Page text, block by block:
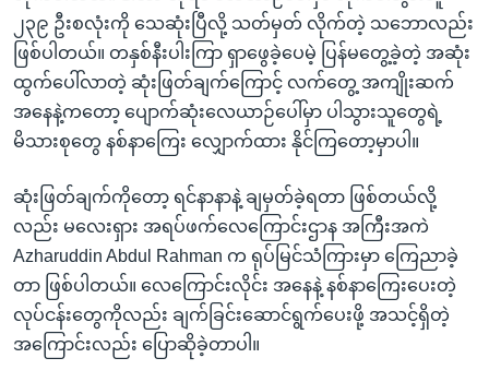
ကျော်
ရန်
၂၃၉ ဦးစလုံးကို သေဆုံးပြီလို့ သတ်မှတ် လိုက်တဲ့ သဘောလည်း
ဖြစ်ပါတယ်။ တနှစ်နီးပါးကြာ ရှာဖွေခဲ့ပေမဲ့ ပြန်မတွေ့ခဲ့တဲ့ အဆုံး
ထွက်ပေါ်လာတဲ့ ဆုံးဖြတ်ချက်ကြောင့် လက်တွေ့ အကျိုးဆက်
အနေနဲ့ကတော့ ပျောက်ဆုံးလေယာဉ်ပေါ်မှာ ပါသွားသူတွေရဲ့
မိသားစုတွေ နစ်နာကြေး လျှောက်ထား နိုင်ကြတော့မှာပါ။
ဆုံးဖြတ်ချက်ကိုတော့ ရင်နာနာနဲ့ ချမှတ်ခဲ့ရတာ ဖြစ်တယ်လို့
လည်း မလေးရှား အရပ်ဖက်လေကြောင်းဌာန အကြီးအကဲ
Azharuddin Abdul Rahman က ရုပ်မြင်သံကြားမှာ ကြေညာခဲ့
တာ ဖြစ်ပါတယ်။ လေကြောင်းလိုင်း အနေနဲ့ နစ်နာကြေးပေးတဲ့
လုပ်ငန်းတွေကိုလည်း ချက်ခြင်းဆောင်ရွက်ပေးဖို့ အသင့်ရှိတဲ့
အကြောင်းလည်း ပြောဆိုခဲ့တာပါ။